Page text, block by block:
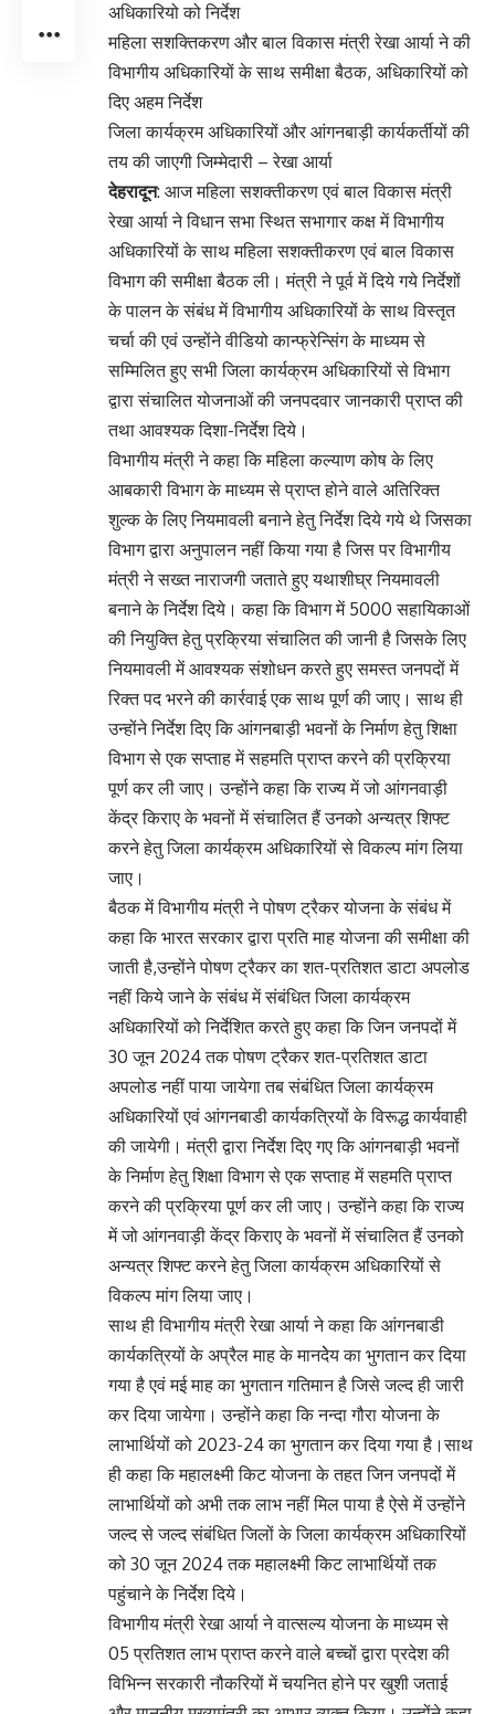
अधिकारियो को निर्देश
महिला सशक्तिकरण और बाल विकास मंत्री रेखा आर्या ने की
विभागीय अधिकारियों के साथ समीक्षा बैठक, अधिकारियों को
दिए अहम निर्देश
जिला कार्यक्रम अधिकारियों और आंगनबाड़ी कार्यकर्तीयों की
तय की जाएगी जिम्मेदारी – रेखा आर्या
देहरादून: आज महिला सशक्तीकरण एवं बाल विकास मंत्री
रेखा आर्या ने विधान सभा स्थित सभागार कक्ष में विभागीय
अधिकारियों के साथ महिला सशक्तीकरण एवं बाल विकास
विभाग की समीक्षा बैठक ली। मंत्री ने पूर्व में दिये गये निर्देशों
के पालन के संबंध में विभागीय अधिकारियों के साथ विस्तृत
चर्चा की एवं उन्होंने वीडियो कान्फ्रेन्सिंग के माध्यम से
सम्मिलित हुए सभी जिला कार्यक्रम अधिकारियों से विभाग
द्वारा संचालित योजनाओं की जनपदवार जानकारी प्राप्त की
तथा आवश्यक दिशा-निर्देश दिये।
विभागीय मंत्री ने कहा कि महिला कल्याण कोष के लिए
आबकारी विभाग के माध्यम से प्राप्त होने वाले अतिरिक्त
शुल्क के लिए नियमावली बनाने हेतु निर्देश दिये गये थे जिसका
विभाग द्वारा अनुपालन नहीं किया गया है जिस पर विभागीय
मंत्री ने सख्त नाराजगी जताते हुए यथाशीघ्र नियमावली
बनाने के निर्देश दिये। कहा कि विभाग में 5000 सहायिकाओं
की नियुक्ति हेतु प्रक्रिया संचालित की जानी है जिसके लिए
नियमावली में आवश्यक संशोधन करते हुए समस्त जनपदों में
रिक्त पद भरने की कार्रवाई एक साथ पूर्ण की जाए। साथ ही
उन्होंने निर्देश दिए कि आंगनबाड़ी भवनों के निर्माण हेतु शिक्षा
विभाग से एक सप्ताह में सहमति प्राप्त करने की प्रक्रिया
पूर्ण कर ली जाए। उन्होंने कहा कि राज्य में जो आंगनवाड़ी
केंद्र किराए के भवनों में संचालित हैं उनको अन्यत्र शिफ्ट
करने हेतु जिला कार्यक्रम अधिकारियों से विकल्प मांग लिया
जाए।
बैठक में विभागीय मंत्री ने पोषण ट्रैकर योजना के संबंध में
कहा कि भारत सरकार द्वारा प्रति माह योजना की समीक्षा की
जाती है,उन्होंने पोषण ट्रैकर का शत-प्रतिशत डाटा अपलोड
नहीं किये जाने के संबंध में संबंधित जिला कार्यक्रम
अधिकारियों को निर्देशित करते हुए कहा कि जिन जनपदों में
30 जून 2024 तक पोषण ट्रैकर शत-प्रतिशत डाटा
अपलोड नहीं पाया जायेगा तब संबंधित जिला कार्यक्रम
अधिकारियों एवं आंगनबाडी कार्यकत्रियों के विरूद्ध कार्यवाही
की जायेगी। मंत्री द्वारा निर्देश दिए गए कि आंगनबाड़ी भवनों
के निर्माण हेतु शिक्षा विभाग से एक सप्ताह में सहमति प्राप्त
करने की प्रक्रिया पूर्ण कर ली जाए। उन्होंने कहा कि राज्य
में जो आंगनवाड़ी केंद्र किराए के भवनों में संचालित हैं उनको
अन्यत्र शिफ्ट करने हेतु जिला कार्यक्रम अधिकारियों से
विकल्प मांग लिया जाए।
साथ ही विभागीय मंत्री रेखा आर्या ने कहा कि आंगनबाडी
कार्यकत्रियों के अप्रैल माह के मानदेेय का भुगतान कर दिया
गया है एवं मई माह का भुगतान गतिमान है जिसे जल्द ही जारी
कर दिया जायेगा। उन्होंने कहा कि नन्दा गौरा योजना के
लाभार्थियों को 2023-24 का भुगतान कर दिया गया है।साथ
ही कहा कि महालक्ष्मी किट योजना के तहत जिन जनपदों में
लाभार्थियों को अभी तक लाभ नहीं मिल पाया है ऐसे में उन्होंने
जल्द से जल्द संबंधित जिलों के जिला कार्यक्रम अधिकारियों
को 30 जून 2024 तक महालक्ष्मी किट लाभार्थियों तक
पहुंचाने के निर्देश दिये।
विभागीय मंत्री रेखा आर्या ने वात्सल्य योजना के माध्यम से
05 प्रतिशत लाभ प्राप्त करने वाले बच्चों द्वारा प्रदेश की
विभिन्न सरकारी नौकरियों में चयनित होने पर खुशी जताई